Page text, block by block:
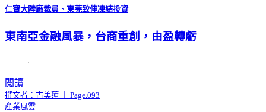
仁寶大陸廠裁員、東莞致伸凍結投資
東南亞金融風暴，台商重創，由盈轉虧
閱讀
撰文者：古美蓮 ｜ Page.093
產業風雲